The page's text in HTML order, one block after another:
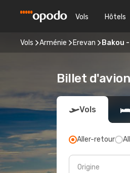
Vols Hôtels
Vols Arménie Erevan Bakou
Billet
Vols
Aller-retour
Origine